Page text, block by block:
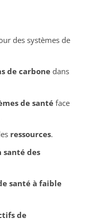
des systèmes de
de carbonedans
de santéface
ressources.
santé des
santé à faible
de